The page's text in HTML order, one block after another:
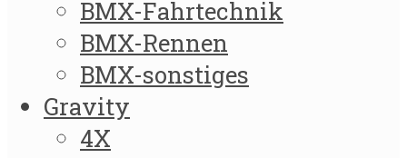
BMX-Fahrtechnik
BMX-Rennen
BMX-sonstiges
Gravity
4X